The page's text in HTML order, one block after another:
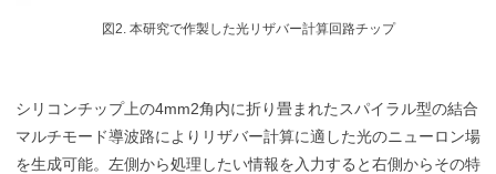
図2. 本研究で作製した光リザバー計算回路チップ
シリコンチップ上の4mm2角内に折り畳まれたスパイラル型の結合
マルチモード導波路によりリザバー計算に適した光のニューロン場
を生成可能。左側から処理したい情報を入力すると右側からその特